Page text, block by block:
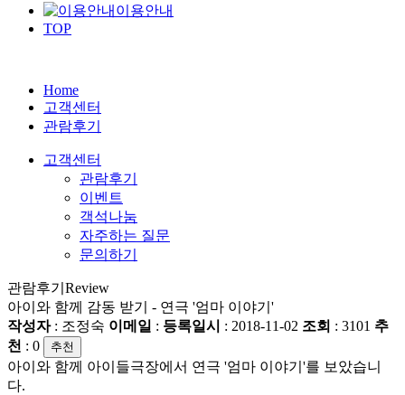
이용안내
TOP
Home
고객센터
관람후기
고객센터
관람후기
이벤트
객석나눔
자주하는 질문
문의하기
관람후기 Review
아이와 함께 감동 받기 - 연극 '엄마 이야기'
작성자: 조정숙 이메일 : 등록일시 : 2018-11-02 조회 : 3101 추
천 : 0 추천
아이와 함께 아이들극장에서 연극 '엄마 이야기'를 보았습니
다.